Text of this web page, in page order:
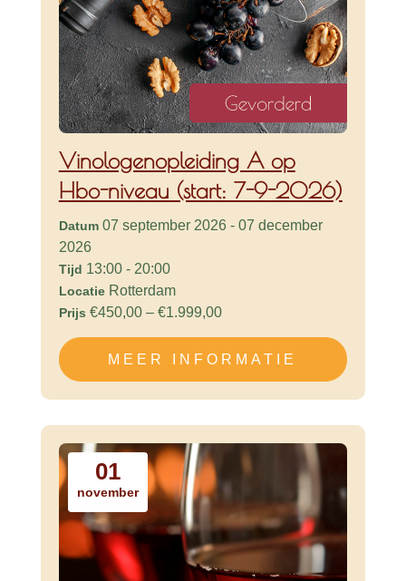
Vinologenopleiding A op
Hbo-niveau (start: 7-9-2026)
Datum 07 september 2026 - 07 december
2026
Tijd 13:00 - 20:00
Locatie Rotterdam
Prijs €450,00 – €1.999,00
MEER INFORMATIE
01
november